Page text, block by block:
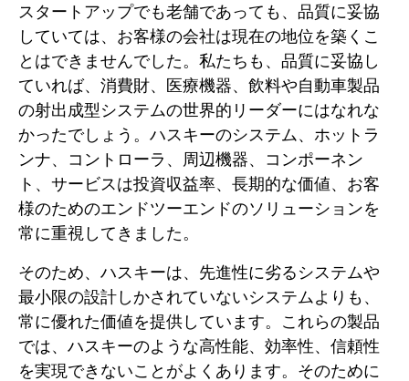
スタートアップでも老舗であっても、品質に妥協
していては、お客様の会社は現在の地位を築くこ
とはできませんでした。私たちも、品質に妥協し
ていれば、消費財、医療機器、飲料や自動車製品
の射出成型システムの世界的リーダーにはなれな
かったでしょう。ハスキーのシステム、ホットラ
ンナ、コントローラ、周辺機器、コンポーネン
ト、サービスは投資収益率、長期的な価値、お客
様のためのエンドツーエンドのソリューションを
常に重視してきました。
そのため、ハスキーは、先進性に劣るシステムや
最小限の設計しかされていないシステムよりも、
常に優れた価値を提供しています。これらの製品
では、ハスキーのような高性能、効率性、信頼性
を実現できないことがよくあります。そのために